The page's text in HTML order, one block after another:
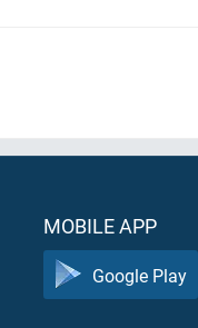
MOBILE APP
Google Play